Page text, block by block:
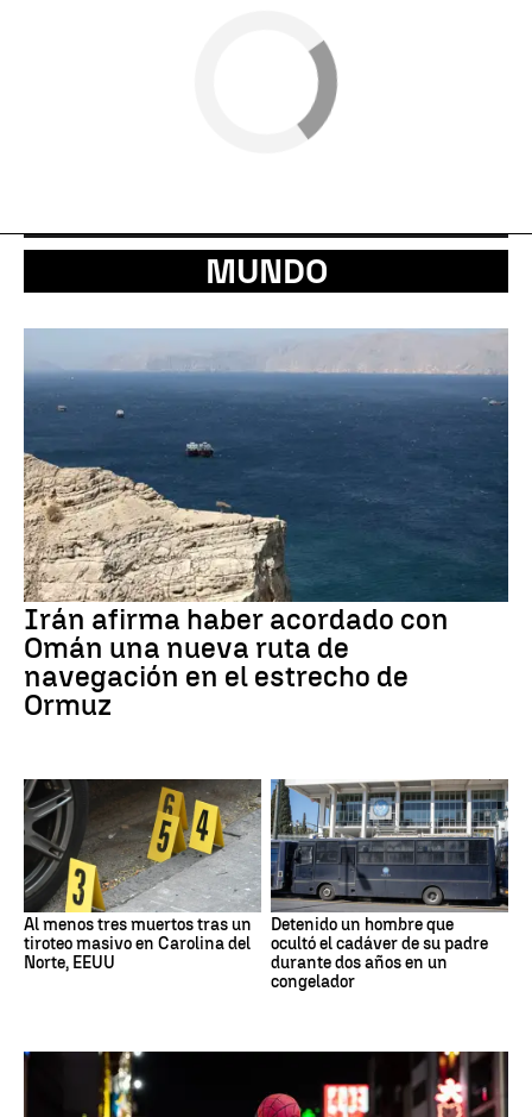
MUNDO
Irán afirma haber acordado con
Omán una nueva ruta de
navegación en el estrecho de
Ormuz
Al menos tres muertos tras un
tiroteo masivo en Carolina del
Norte, EEUU
Detenido un hombre que
ocultó el cadáver de su padre
durante dos años en un
congelador